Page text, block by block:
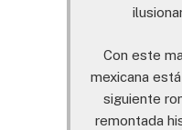
Con este
mexicana
siguiente
remontada